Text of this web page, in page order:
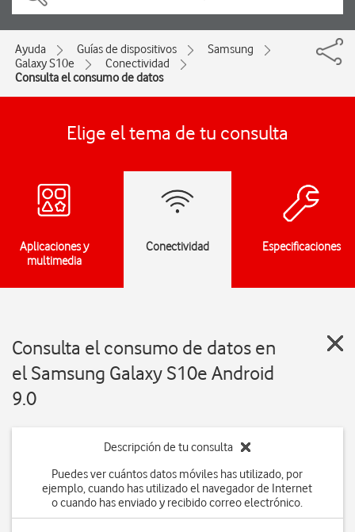
Ayuda Guías de dispositivos
Samsung
Galaxy S10e
Conectividad
Consulta el consumo de datos
Elige el tema de tu consulta
Aplicaciones y
multimedia
Conectividad Especificaciones
Consulta el consumo de datos en
el Samsung Galaxy S10e Android
9.0
Descripción de tu consulta
Puedes ver cuántos datos móviles has utilizado, por
ejemplo, cuando has utilizado el navegador de Internet
o cuando has enviado y recibido correo electrónico.